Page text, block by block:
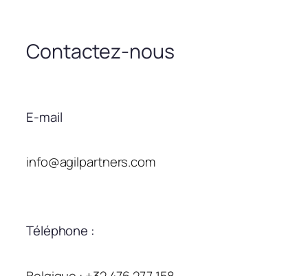
Contactez-nous
E-mail
info@agilpartners.com
Téléphone :